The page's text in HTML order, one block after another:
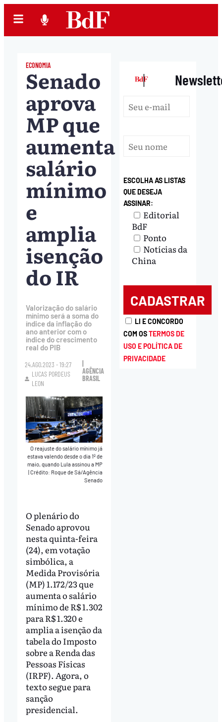
ECONOMIA
Senado
aprova
MP que
aumenta
salário
mínimo
e
amplia
isenção
do IR
Valorização do salário
mínimo será a soma do
índice da inflação do
ano anterior com o
índice do crescimento
real do PIB
24.AGO.2023 - 19:27
LUCAS PORDEUS
LEON
AGÊNCIA
BRASIL
O reajuste do salário mínimo já
estava valendo desde o dia 1º de
maio, quando Lula assinou a MP
|Crédito: Roque de Sá/Agência
Senado
O plenário do
Senado aprovou
nesta quinta-feira
(24), em votação
simbólica, a
Medida Provisória
(MP) 1.172/23 que
aumenta o salário
mínimo de R$ 1.302
para R$ 1.320 e
amplia a isenção da
tabela do Imposto
sobre a Renda das
Pessoas Físicas
(IRPF). Agora, o
texto segue para
sanção
presidencial.
|
ESCOLHA AS LISTAS
QUE DESEJA
ASSINAR:
Editorial
BdF
Ponto
Notícias da
China
LI E CONCORDO
COM OSTERMOS DE
USO E POLÍTICA DE
PRIVACIDADE